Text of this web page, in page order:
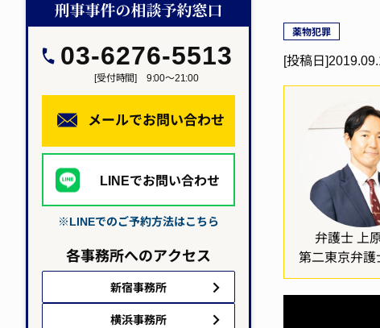
薬物犯罪
[投稿日]
弁護士 上
第二東京弁護
03-6276-5513
[受付時間] 9:00～21:00
メールでお問い合わせ
LINEでお問い合わせ
※LINEでのご予約方法はこちら
各事務所へのアクセス
新宿事務所
横浜事務所